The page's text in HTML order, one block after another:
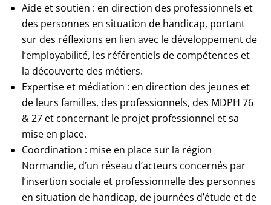
Aide et soutien : en direction des professionnels et
des personnes en situation de handicap, portant
sur des réflexions en lien avec le développement de
l’employabilité, les référentiels de compétences et
la découverte des métiers.
Expertise et médiation : en direction des jeunes et
de leurs familles, des professionnels, des MDPH 76
& 27 et concernant le projet professionnel et sa
mise en place.
Coordination : mise en place sur la région
Normandie, d’un réseau d’acteurs concernés par
l’insertion sociale et professionnelle des personnes
en situation de handicap, de journées d’étude et de